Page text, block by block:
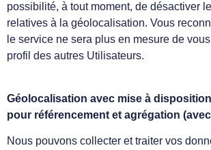
possibilité, à tout moment, de désactiver
relatives à la géolocalisation. Vous
le service ne sera plus en mesure de
profil des autres Utilisateurs.
Géolocalisation avec mise à
pour référencement et agrégation
Nous pouvons collecter et traiter vos